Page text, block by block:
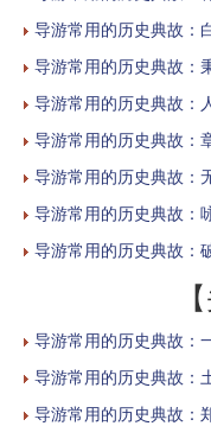
导游常用的历史典故：
导游常用的历史典故：
导游常用的历史典故：
导游常用的历史典故：
导游常用的历史典故：
导游常用的历史典故：
导游常用的历史典故：
导游常用的历史典故：
导游常用的历史典故：
导游常用的历史典故：